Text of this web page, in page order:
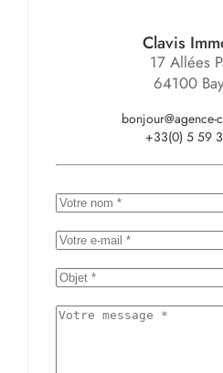
Clavis
17 Allées
64100
bonjour@agence-
+33(0) 5 59